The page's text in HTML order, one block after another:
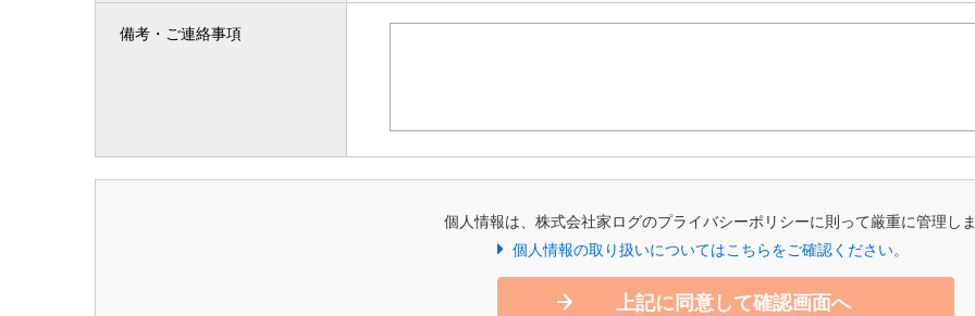
備考・ご連絡事項
個人情報は、株式会社家ログのプライバシーポリシーに則って厳重に管理し
個人情報の取り扱いについてはこちらをご確認ください。
上記に同意して確認画面へ